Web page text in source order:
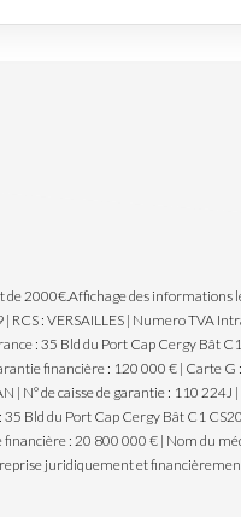
de 2000€.Affichage des informations
: VERSAILLES | Numero TVA
: 35 Bld du Port Cap Cergy Bât
financière : 120 000 € |
N° de caisse de garantie : 110
Bld du Port Cap Cergy Bât C1
: 20 800 000 € | Nom du
juridiquement et